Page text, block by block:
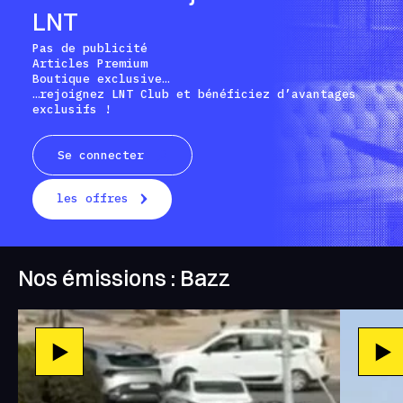
LNT
Pas de publicité
Articles Premium
Boutique exclusive…
…rejoignez LNT Club et bénéficiez d’avantages
exclusifs !
Se connecter
les offres
Nos émissions : Bazz